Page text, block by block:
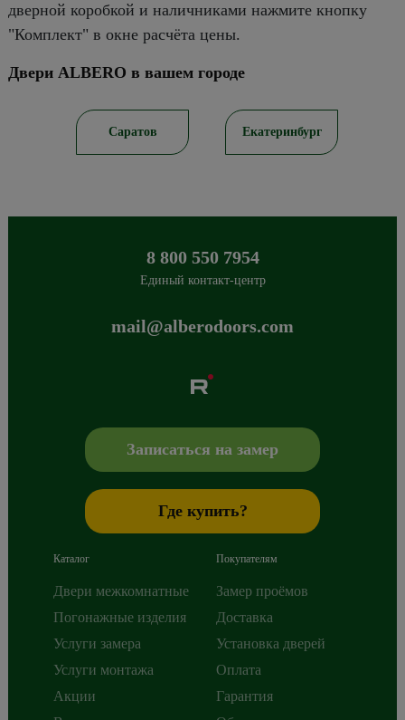
дверной коробкой и наличниками нажмите кнопку
"Комплект" в окне расчёта цены.
Двери ALBERO в вашем городе
Саратов Екатеринбург
8 800 550 7954
Единый контакт-центр
mail@alberodoors.com
+7 800 765 43 42,mail@alberodoors.com
Записаться на замер
Где купить?
Каталог
Двери межкомнатные
Погонажные изделия
Услуги замера
Услуги монтажа
Акции
Покупателям
Замер проёмов
Доставка
Установка дверей
Оплата
Гарантия